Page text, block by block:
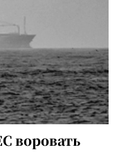
воровать